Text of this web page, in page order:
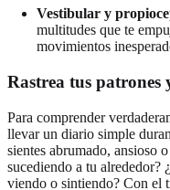
Vestibular y
multitudes que te
movimientos
Rastrea tus patrones
Para comprender
llevar un diario simple
sientes abrumado, ansioso
sucediendo a tu alrededor?
viendo o sintiendo? Con el